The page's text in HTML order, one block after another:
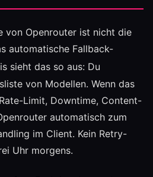
von Openrouter ist nicht die
automatische Fallback-
sieht das so aus: Du
von Modellen. Wenn das
Limit, Downtime, Content-
automatisch zum
im Client. Kein Retry-
Uhr morgens.